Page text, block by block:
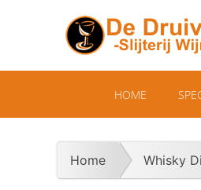
HOME
Home Whisky